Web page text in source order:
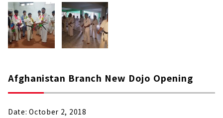
Afghanistan Branch New Dojo Opening
Date: October 2, 2018